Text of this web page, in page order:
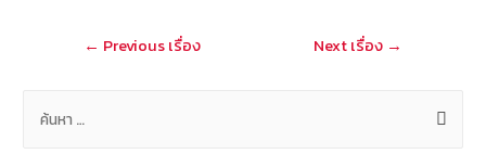
at
แนะแนว
← Previous เรื่อง Next เรื่อง →